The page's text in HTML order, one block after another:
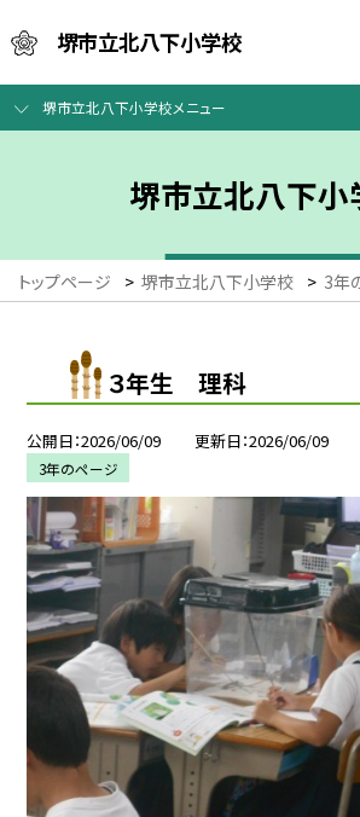
堺市立北八下小学校
堺市立北八下小学校メニュー
堺市立北八下小
トップページ > 堺市立北八下小学校 > 3年
３年生 理科
公開日 2026/06/09 更新日 2026/06/09
3年のページ